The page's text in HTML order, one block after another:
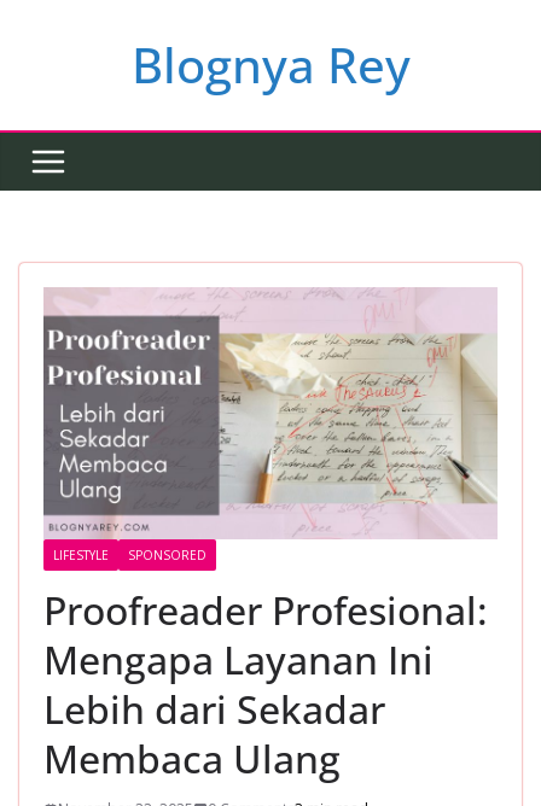
Blognya Rey
LIFESTYLE SPONSORED
Proofreader Profesional:
Mengapa Layanan Ini
Lebih dari Sekadar
Membaca Ulang